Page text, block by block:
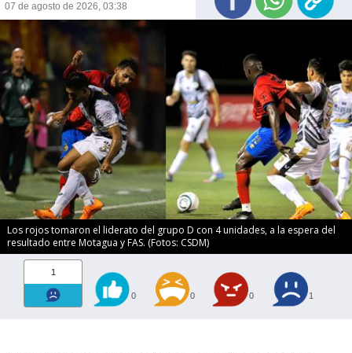
07 de agosto de 2026, 03:38
Los rojos tomaron el liderato del grupo D con 4 unidades, a la espera del
resultado entre Motagua y FAS. (Fotos: CSDM)
1
0 0 0 1